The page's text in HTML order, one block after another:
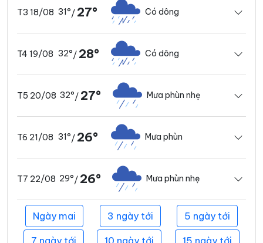
T3 18/08 31°/ 27° Có dông
T4 19/08 32°/ 28° Có dông
T5 20/08 32°/ 27° Mưa phùn nhẹ
T6 21/08 31°/ 26° Mưa phùn
T7 22/08 29°/ 26° Mưa phùn nhẹ
Ngày mai 3 ngày tới 5 ngày tới
7 ngày tới 10 ngày tới 15 ngày tới